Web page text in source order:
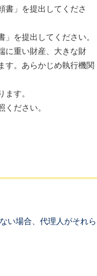
書」を提出してくださ
を提出してください。
に重い財産、大きな財
す。あらかじめ執行機関
す。
ださい。
い場合、代理人がそれら